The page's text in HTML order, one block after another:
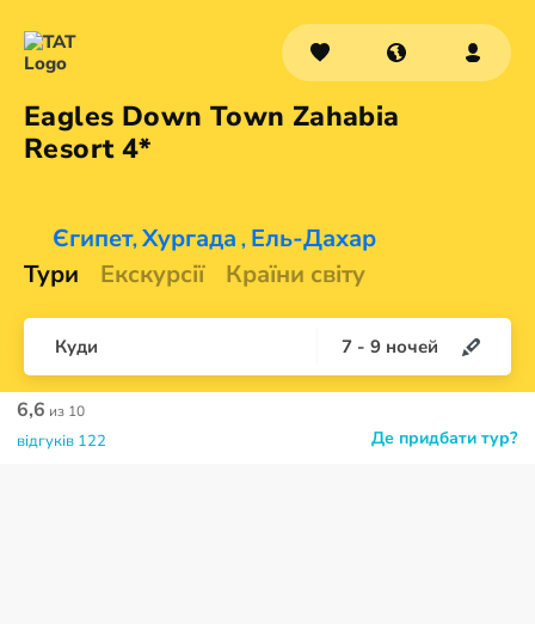
Eagles Down Town Zahabia
Resort 4*
Єгипет, Хургада , Ель-Дахар
Тури
Екскурсії Країни світу
Куди 7 - 9 ночей
Де придбати тур?
6,6 из 10
відгуків 122